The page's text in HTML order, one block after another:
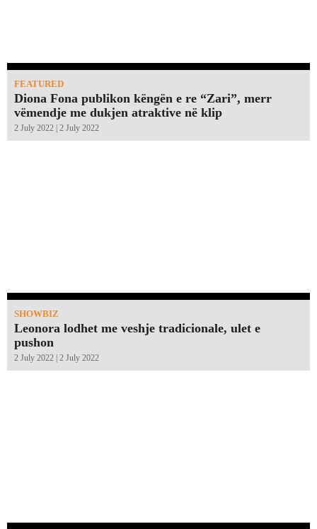
FEATURED
Diona Fona publikon këngën e re “Zari”, merr
vëmendje me dukjen atraktive në klip
2 July 2022 | 2 July 2022
SHOWBIZ
Leonora lodhet me veshje tradicionale, ulet e
pushon
2 July 2022 | 2 July 2022